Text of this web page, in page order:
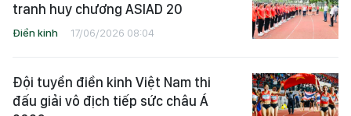
tranh huy chương ASIAD 20
Điền kinh 17/06/2026 08:04
Đội tuyển điền kinh Việt Nam thi
đấu giải vô địch tiếp sức châu Á